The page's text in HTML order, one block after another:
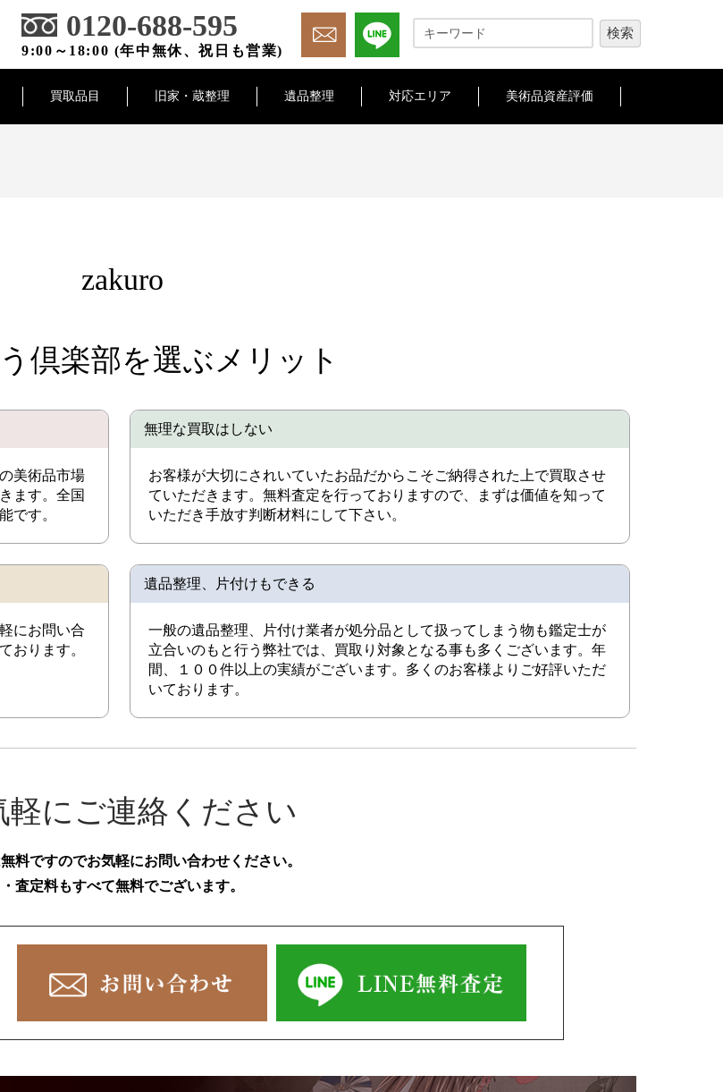
0120-688-595
9:00～18:00 (年中無休、祝日も営業)
買取品目 旧家・蔵整理 遺品整理 対応エリア 美術品資産評価
zakuro
倶楽部を選ぶメリット
美術品市場
ます。全国
です。
無理な買取はしない
お客様が大切にされいていたお品だからこそご納得された上で買取させ
ていただきます。無料査定を行っておりますので、まずは価値を知って
いただき手放す判断材料にして下さい。
にお問い合
おります。
遺品整理、片付けもできる
一般の遺品整理、片付け業者が処分品として扱ってしまう物も鑑定士が
立合いのもと行う弊社では、買取り対象となる事も多くございます。年
間、１００件以上の実績がございます。多くのお客様よりご好評いただ
いております。
軽にご連絡ください
料ですのでお気軽にお問い合わせください。
査定料もすべて無料でございます。